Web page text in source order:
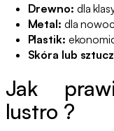
Drewno: dla
Metal: dla
Plastik:
Skóra lub
Jak
lustro ?